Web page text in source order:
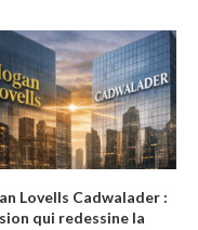
Lovells Cadwalader :
qui redessine la